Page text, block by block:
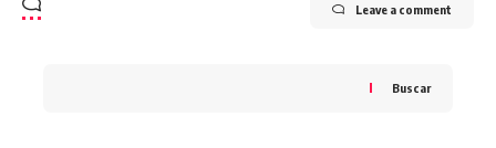
Leave a comment
Buscar